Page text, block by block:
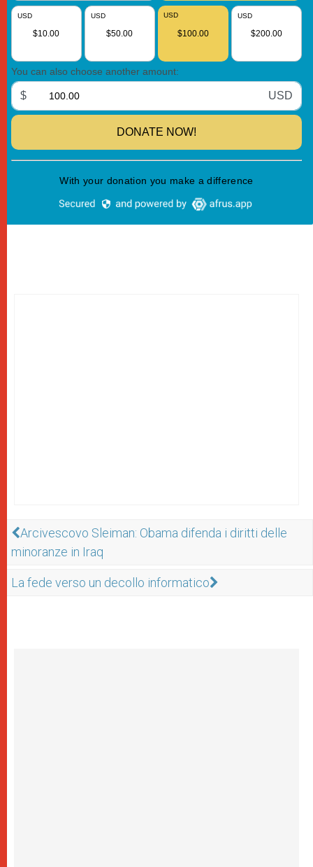
Arcivescovo Sleiman: Obama difenda i diritti delle
minoranze in Iraq
La fede verso un decollo informatico